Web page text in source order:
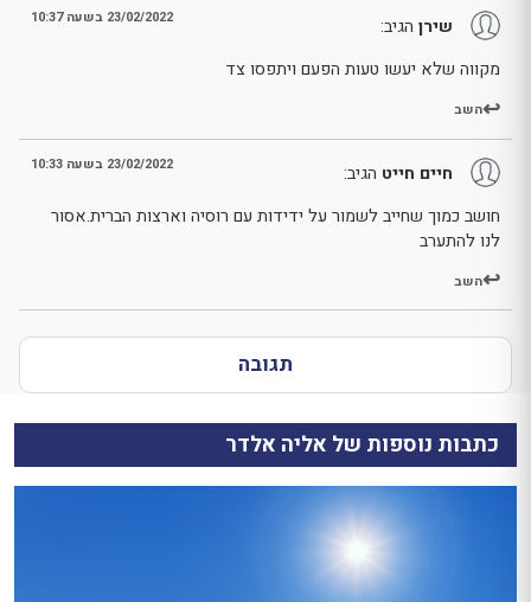
שירן הגיב: 23/02/2022 בשעה 10:37
מקווה שלא יעשו טעות הפעם ויתפסו צד
השב
חיים חייט הגיב: 23/02/2022 בשעה 10:33
חושב כמוך שחייב לשמור על ידידות עם רוסיה וארצות הברית.אסור
לנו להתערב
השב
תגובה
כתבות נוספות של אליה אלדר